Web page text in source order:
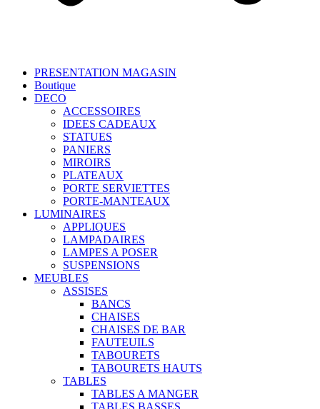
PRESENTATION MAGASIN
Boutique
DECO
ACCESSOIRES
IDEES CADEAUX
STATUES
PANIERS
MIROIRS
PLATEAUX
PORTE SERVIETTES
PORTE-MANTEAUX
LUMINAIRES
APPLIQUES
LAMPADAIRES
LAMPES A POSER
SUSPENSIONS
MEUBLES
ASSISES
BANCS
CHAISES
CHAISES DE BAR
FAUTEUILS
TABOURETS
TABOURETS HAUTS
TABLES
TABLES A MANGER
TABLES BASSES